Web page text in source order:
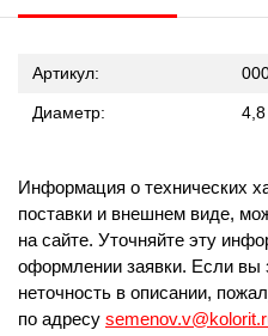
Артикул:
Диаметр:
Информация о технических
поставки и внешнем виде,
на сайте. Уточняйте эту
оформлении заявки. Если вы
неточность в описании,
по адресу